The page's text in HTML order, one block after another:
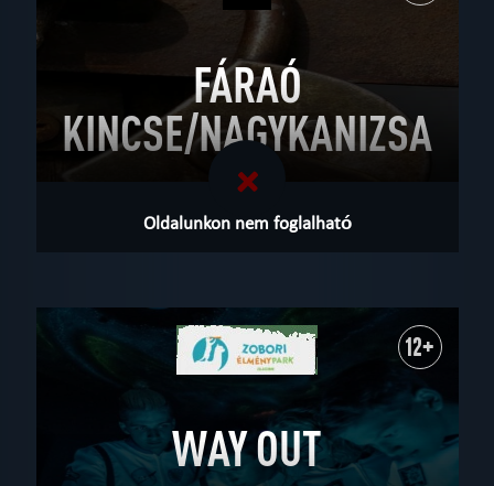
FÁRAÓ
KINCSE/NAGYKANIZSA
Oldalunkon nem foglalható
12+
WAY OUT